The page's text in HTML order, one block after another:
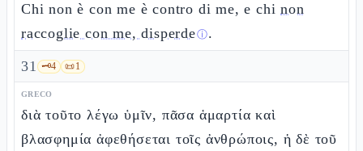
Chi non è con me è contro di me, e chinon
raccoglie con me, disperdeⓘ.
31 🗝️4 📜1
GRECO
διὰ τοῦτο λέγω ὑμῖν, πᾶσα ἁμαρτία καὶ
βλασφημία ἀφεθήσεται τοῖς ἀνθρώποις, ἡ δὲ τοῦ